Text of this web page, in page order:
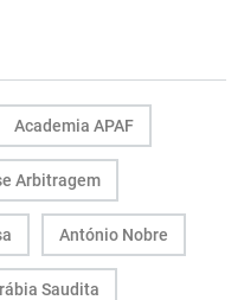
Academia APAF
Arbitragem
António Nobre
Saudita